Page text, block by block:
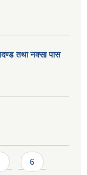
तथा नक्सा पास
6